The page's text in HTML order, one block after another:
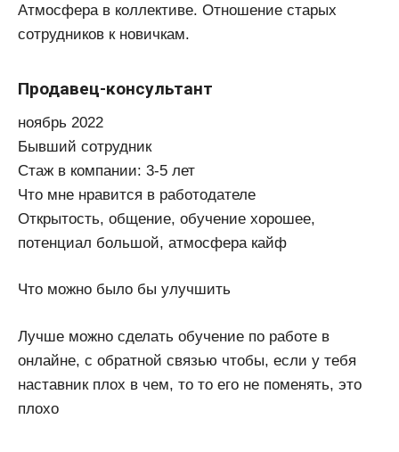
Атмосфера в коллективе. Отношение старых
сотрудников к новичкам.
Продавец-консультант
ноябрь 2022
Бывший сотрудник
Стаж в компании: 3-5 лет
Что мне нравится в работодателе
Открытость, общение, обучение хорошее,
потенциал большой, атмосфера кайф
Что можно было бы улучшить
Лучше можно сделать обучение по работе в
онлайне, с обратной связью чтобы, если у тебя
наставник плох в чем, то то его не поменять, это
плохо